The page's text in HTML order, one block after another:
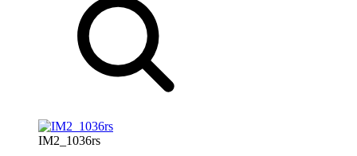
IM2_1036rs